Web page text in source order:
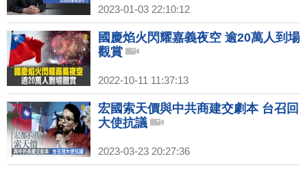
2023-01-03 22:10:12
國慶焰火閃耀嘉義夜空 逾20萬人到場
觀賞
2022-10-11 11:37:13
宏國索天價與中共商建交劇本 台召回
大使抗議
2023-03-23 20:27:36